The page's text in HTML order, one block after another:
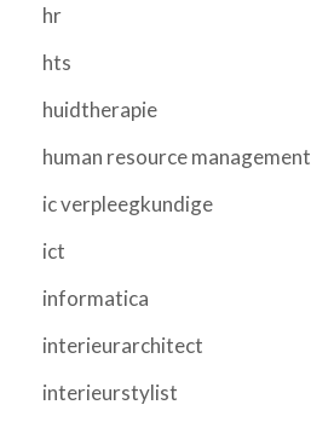
hr
hts
huidtherapie
human resource management
ic verpleegkundige
ict
informatica
interieurarchitect
interieurstylist